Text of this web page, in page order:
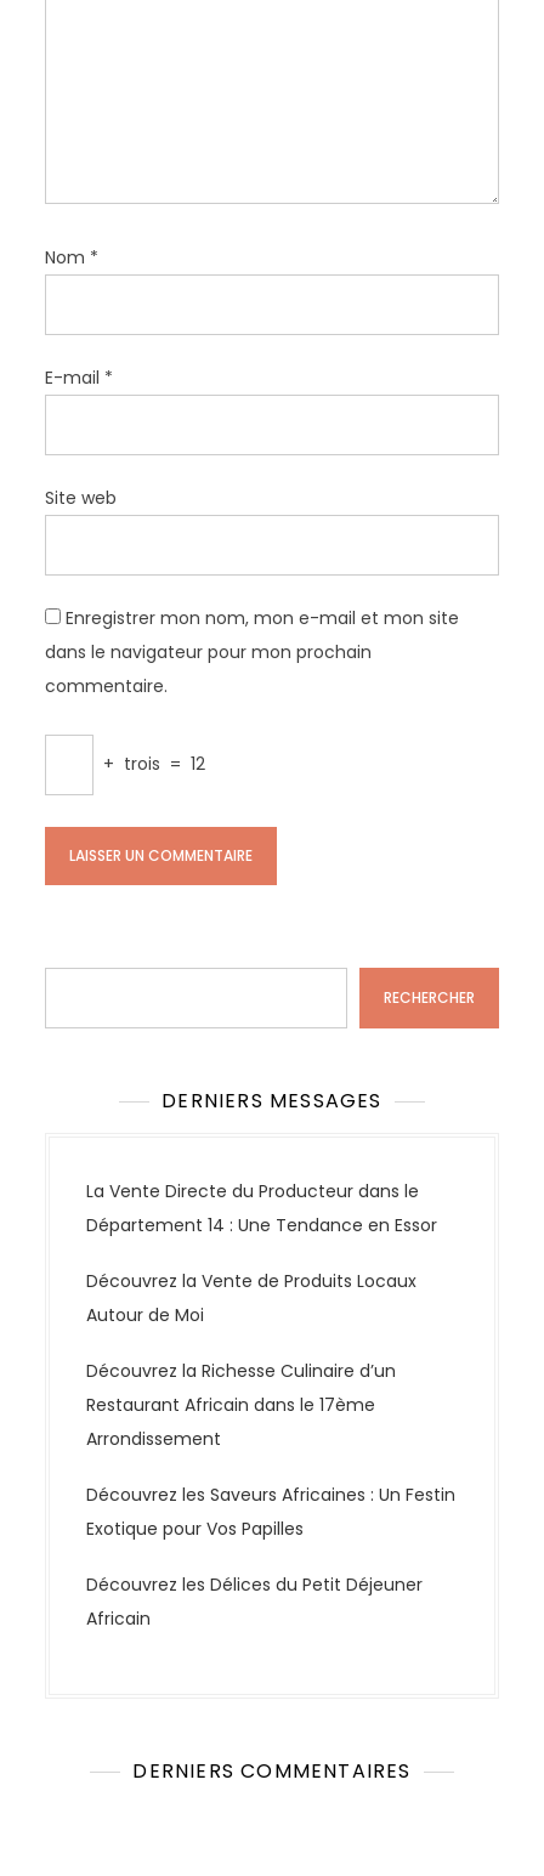
Nom *
E-mail *
Site web
Enregistrer mon nom, mon e-mail et mon site
dans le navigateur pour mon prochain
commentaire.
+ trois = 12
RECHERCHER
DERNIERS MESSAGES
La Vente Directe du Producteur dans le
Département 14 : Une Tendance en Essor
Découvrez la Vente de Produits Locaux
Autour de Moi
Découvrez la Richesse Culinaire d’un
Restaurant Africain dans le 17ème
Arrondissement
Découvrez les Saveurs Africaines : Un Festin
Exotique pour Vos Papilles
Découvrez les Délices du Petit Déjeuner
Africain
DERNIERS COMMENTAIRES